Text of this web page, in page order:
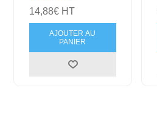
14,88€ HT
AJOUTER AU
PANIER